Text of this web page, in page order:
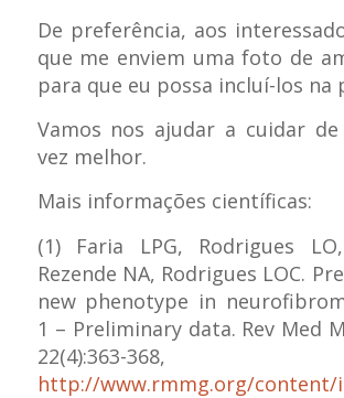
De preferência, aos
que me enviem uma foto de
para que eu possa incluí-los na
Vamos nos ajudar a cuidar
vez melhor.
Mais informações científicas:
(1) Faria LPG, Rodrigues
Rezende NA, Rodrigues LOC.
new phenotype in
1 – Preliminary data. Rev Med
22(4):363-368,
http://www.rmmg.org/content/